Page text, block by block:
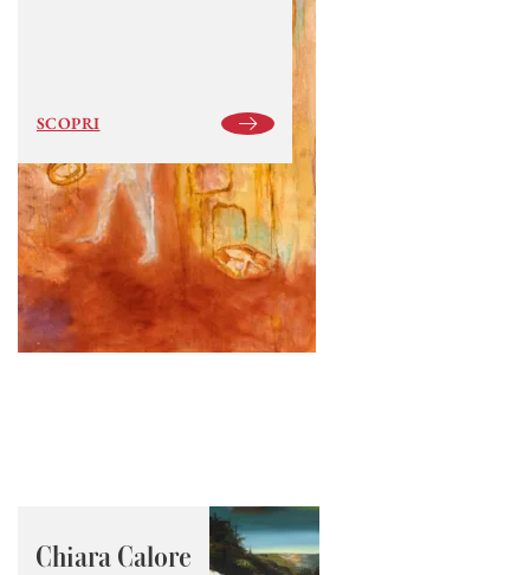
SCOPRI
Chiara Calore